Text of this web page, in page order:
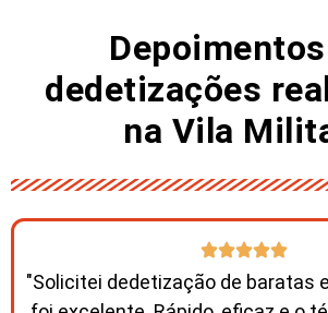
dedetizações
na Vila
"Solicitei dedetização de baratas